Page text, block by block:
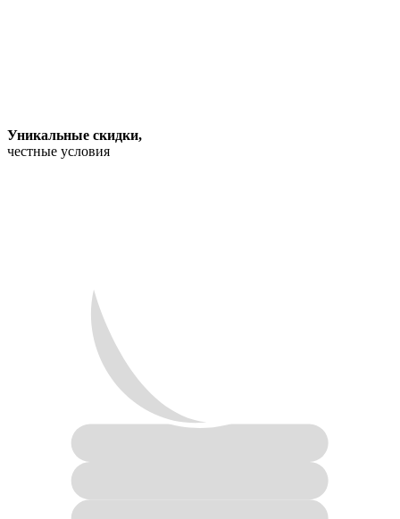
Уникальные скидки,
честные условия